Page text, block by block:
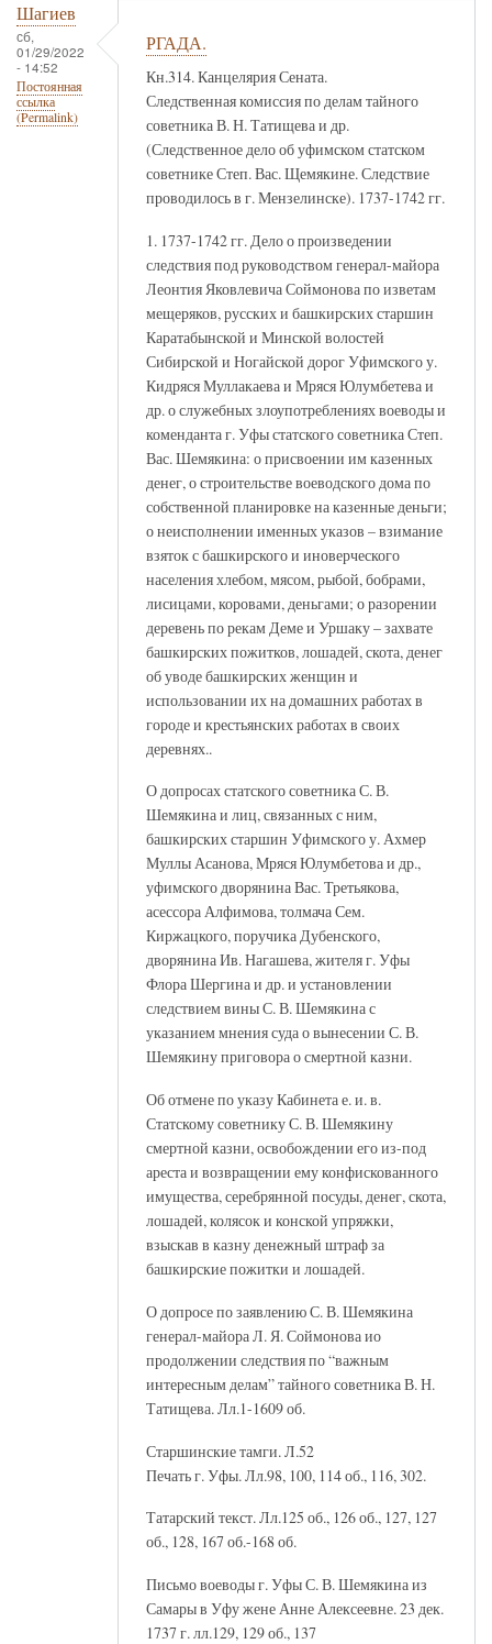
Шагиев
сб,
01/29/2022
- 14:52
Постоянная
ссылка
(Permalink)
РГАДА.
Кн.314. Канцелярия Сената.
Следственная комиссия по делам тайного
советника В. Н. Татищева и др.
(Следственное дело об уфимском статском
советнике Степ. Вас. Щемякине. Следствие
проводилось в г. Мензелинске). 1737-1742 гг.
1. 1737-1742 гг. Дело о произведении
следствия под руководством генерал-майора
Леонтия Яковлевича Соймонова по изветам
мещеряков, русских и башкирских старшин
Каратабынской и Минской волостей
Сибирской и Ногайской дорог Уфимского у.
Кидряся Муллакаева и Мряся Юлумбетева и
др. о служебных злоупотреблениях воеводы и
коменданта г. Уфы статского советника Степ.
Вас. Шемякина: о присвоении им казенных
денег, о строительстве воеводского дома по
собственной планировке на казенные деньги;
о неисполнении именных указов – взимание
взяток с башкирского и иноверческого
населения хлебом, мясом, рыбой, бобрами,
лисицами, коровами, деньгами; о разорении
деревень по рекам Деме и Уршаку – захвате
башкирских пожитков, лошадей, скота, денег
об уводе башкирских женщин и
использовании их на домашних работах в
городе и крестьянских работах в своих
деревнях..
О допросах статского советника С. В.
Шемякина и лиц, связанных с ним,
башкирских старшин Уфимского у. Ахмер
Муллы Асанова, Мряся Юлумбетова и др.,
уфимского дворянина Вас. Третьякова,
асессора Алфимова, толмача Сем.
Киржацкого, поручика Дубенского,
дворянина Ив. Нагашева, жителя г. Уфы
Флора Шергина и др. и установлении
следствием вины С. В. Шемякина с
указанием мнения суда о вынесении С. В.
Шемякину приговора о смертной казни.
Об отмене по указу Кабинета е. и. в.
Статскому советнику С. В. Шемякину
смертной казни, освобождении его из-под
ареста и возвращении ему конфискованного
имущества, серебрянной посуды, денег, скота,
лошадей, колясок и конской упряжки,
взыскав в казну денежный штраф за
башкирские пожитки и лошадей.
О допросе по заявлению С. В. Шемякина
генерал-майора Л. Я. Соймонова ио
продолжении следствия по “важным
интересным делам” тайного советника В. Н.
Татищева. Лл.1-1609 об.
Старшинские тамги. Л.52
Печать г. Уфы. Лл.98, 100, 114 об., 116, 302.
Татарский текст. Лл.125 об., 126 об., 127, 127
об., 128, 167 об.-168 об.
Письмо воеводы г. Уфы С. В. Шемякина из
Самары в Уфу жене Анне Алексеевне. 23 дек.
1737 г. лл.129, 129 об., 137